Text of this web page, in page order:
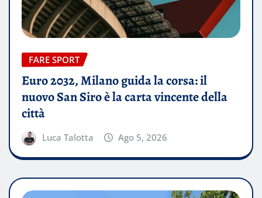
FARE SPORT
Euro 2032, Milano guida la corsa: il
nuovo San Siro è la carta vincente della
città
Luca Talotta Ago 5, 2026